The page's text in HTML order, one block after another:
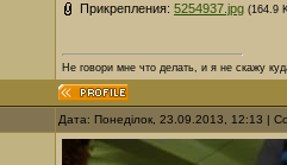
Прикрепления: 5254937.jpg (164.9
Не говори мне что делать, и я не скажу
Дата: Понеділок, 23.09.2013, 12:13 |